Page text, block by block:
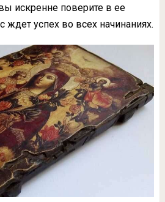
искренне поверите в ее
ждет успех во всех начинаниях.